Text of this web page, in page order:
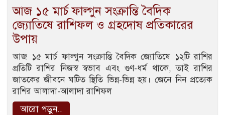
আজ ১৫ মার্চ ফাল্গুন সংক্রান্তি বৈদিক
জ্যোতিষে রাশিফল ও গ্রহদোষ প্রতিকারের
উপায়
আজ ১৫ মার্চ ফাল্গুন সংক্রান্তি বৈদিক জ্যোতিষে ১২টি রাশির
প্রতিটি রাশির নিজস্ব স্বভাব এবং গুণ-ধর্ম থাকে, তাই রাশির
জাতকের জীবনে ঘটিত স্থিতি ভিন্ন-ভিন্ন হয়। জেনে নিন প্রত্যেক
রাশির আলাদা-আলাদা রাশিফল
আরো পড়ুন..